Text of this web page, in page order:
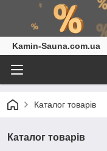
Kamin-Sauna.com.ua
Каталог товарів
Каталог товарів